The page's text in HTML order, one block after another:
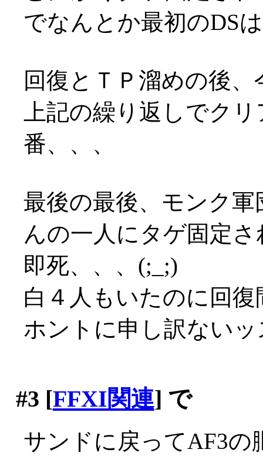
でなんとか最初のDS
回復とＴＰ溜めの後
上記の繰り返しでク
番、、、
最後の最後、モンク
んの一人にタゲ固定
即死、、、(;_;)
白４人もいたのに回
ホントに申し訳ない
#3 [FFXI関連] で
サンドに戻ってAF3